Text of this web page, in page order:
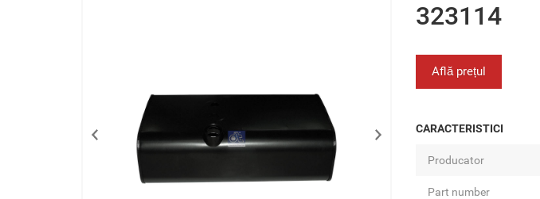
323114
Află prețul
CARACTERISTICI
Producator
Part number